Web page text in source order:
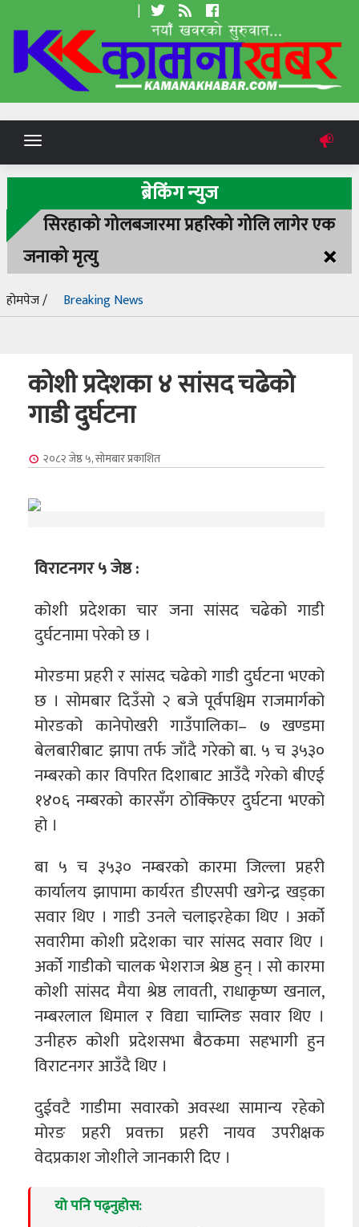
|
Toggle
navigation
ब्रेकिंग न्युज
सिरहाको गोलबजारमा प्रहरिको गोलि लागेर एक
जनाको मृत्यु
×
होमपेज / Breaking News
कोशी प्रदेशका ४ सांसद चढेको
गाडी दुर्घटना
२०८२ जेष्ठ ५, सोमबारप्रकाशित
विराटनगर ५ जेष्ठ :
कोशी प्रदेशका चार जना सांसद चढेको गाडी
दुर्घटनामा परेको छ ।
मोरङमा प्रहरी र सांसद चढेको गाडी दुर्घटना भएको
छ । सोमबार दिउँसो २ बजे पूर्वपश्चिम राजमार्गको
मोरङको कानेपोखरी गाउँपालिका– ७ खण्डमा
बेलबारीबाट झापा तर्फ जाँदै गरेको बा. ५ च ३५३०
नम्बरको कार विपरित दिशाबाट आउँदै गरेको बीएई
१४०६ नम्बरको कारसँग ठोक्किएर दुर्घटना भएको
हो ।
बा ५ च ३५३० नम्बरको कारमा जिल्ला प्रहरी
कार्यालय झापामा कार्यरत डीएसपी खगेन्द्र खड्का
सवार थिए । गाडी उनले चलाइरहेका थिए । अर्को
सवारीमा कोशी प्रदेशका चार सांसद सवार थिए ।
अर्को गाडीको चालक भेशराज श्रेष्ठ हुन् । सो कारमा
कोशी सांसद मैया श्रेष्ठ लावती, राधाकृष्ण खनाल,
नम्बरलाल धिमाल र विद्या चाम्लिङ सवार थिए ।
उनीहरु कोशी प्रदेशसभा बैठकमा सहभागी हुन
विराटनगर आउँदै थिए ।
दुईवटै गाडीमा सवारको अवस्था सामान्य रहेको
मोरङ प्रहरी प्रवक्ता प्रहरी नायव उपरीक्षक
वेदप्रकाश जोशीले जानकारी दिए ।
यो पनि पढ्नुहोस: